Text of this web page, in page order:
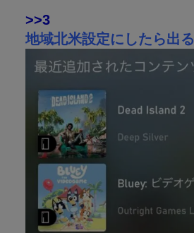
>>3
地域北米設定にしたら出る